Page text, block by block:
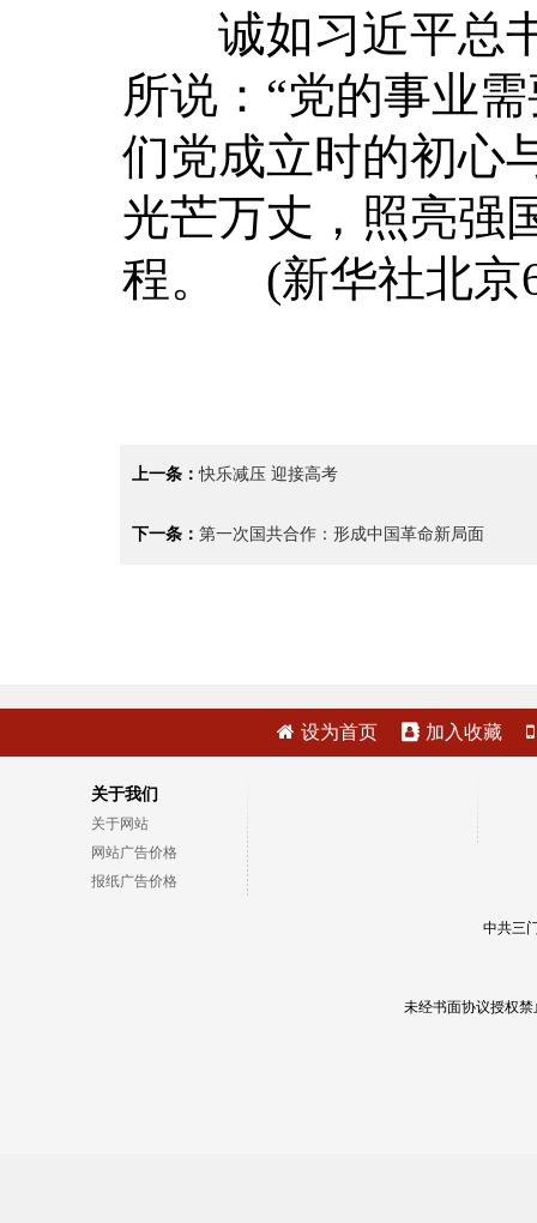
诚如习近平总书
所说：“党的事业
们党成立时的初心
光芒万丈，照亮强
程。 (新华社北京
上一条：快乐减压 迎接高考
下一条： 第一次国共合作：形成中国革命新局面
设为首页 加入收藏
关于我们
关于网站
网站广告价格
报纸广告价格
中共三
未经书面协议授权